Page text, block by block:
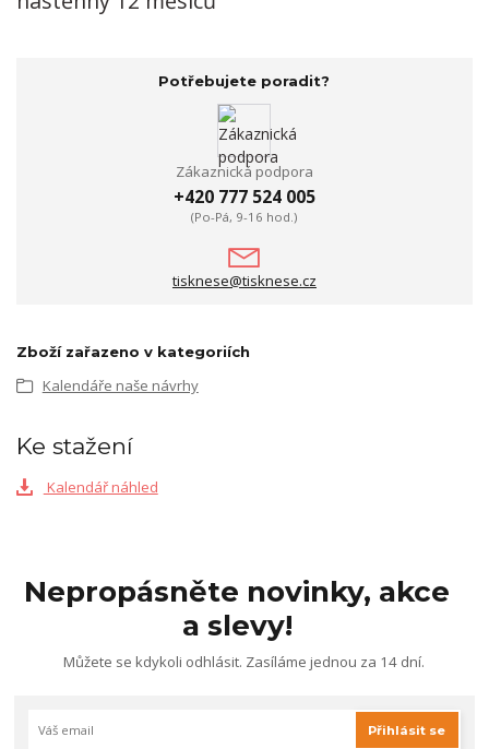
Potřebujete poradit?
Zákaznická podpora
+420 777 524 005
(Po-Pá, 9-16 hod.)
tisknese@tisknese.cz
Zboží zařazeno v kategoriích
Kalendáře naše návrhy
Ke stažení
Kalendář náhled
Nepropásněte novinky, akce
a slevy!
Můžete se kdykoli odhlásit. Zasíláme jednou za 14 dní.
Přihlásit se